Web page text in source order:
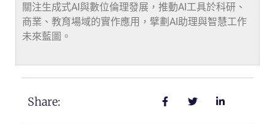
關注生成式AI與數位倫理發展，推動AI工具於科研、
商業、教育場域的實作應用，擘劃AI助理與智慧工作
未來藍圖。
Share: